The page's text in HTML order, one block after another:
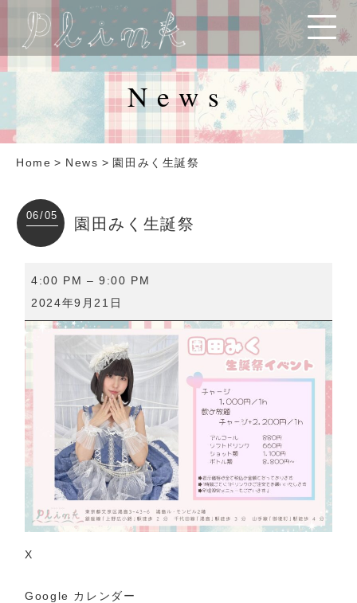
News
Home > News > 園田みく生誕祭
06/05 園田みく生誕祭
み
く
祭
4:00 PM –9:00 PM
2024年9月21日
X
Google カレンダー